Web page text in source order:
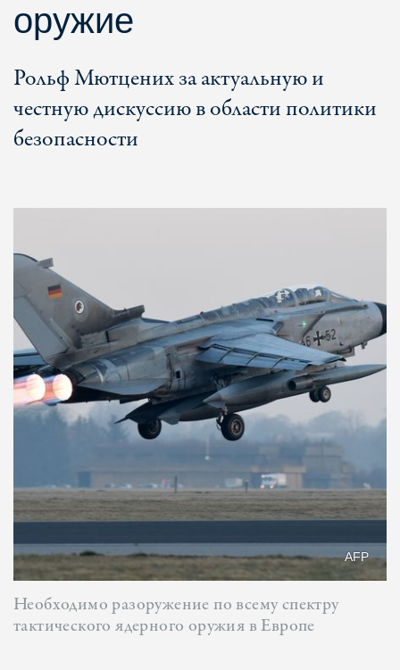
оружие
Рольф Мютцених за актуальную и
честную дискуссию в области политики
безопасности
AFP
Необходимо разоружение по всему спектру
тактического ядерного оружия в Европе